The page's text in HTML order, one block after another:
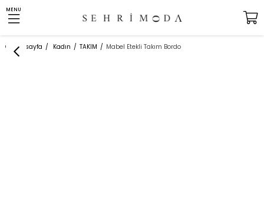
MENU
Anasayfa Kadın TAKIM Mabel Etekli Takım Bordo